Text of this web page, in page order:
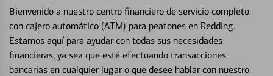
Bienvenido a nuestro centro financiero de servicio completo
con cajero automático (ATM) para peatones en Redding.
Estamos aquí para ayudar con todas sus necesidades
financieras, ya sea que esté efectuando transacciones
bancarias en cualquier lugar o que desee hablar con nuestro